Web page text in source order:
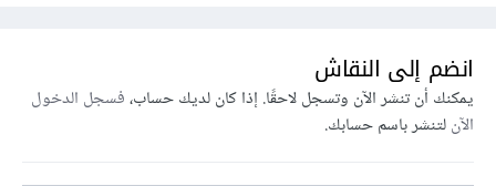
انضم إلى النقاش
يمكنك أن تنشر الآن وتسجل لاحقًا. إذا كان لديك حساب،فسجل الدخول
الآنلتنشر باسم حسابك.